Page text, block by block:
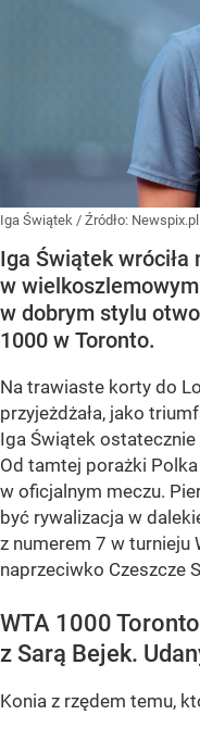
Iga Świątek / Źródło: Newspix.pl
Iga Świątek wróciła
w
w dobrym stylu
1000 w Toronto.
Na trawiaste korty do
przyjeżdżała, jako
Iga Świątek ostatecznie
Od tamtej porażki
w oficjalnym meczu.
być rywalizacja w
z numerem 7 w turnieju
naprzeciwko Czeszcze
WTA 1000
z Sarą Bejek.
Konia z rzędem temu,